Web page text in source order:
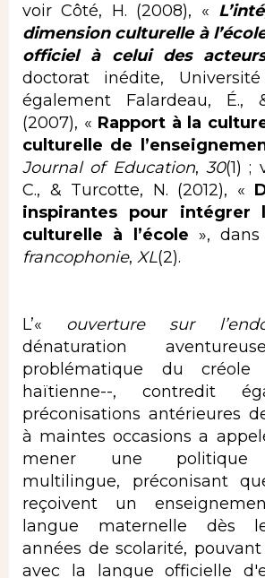
voir Côté, H. (2008), «
dimension culturelle à
officiel à celui des
doctorat inédite,
également Falardeau, É.,
(2007), « Rapport à la
culturelle de
Journal of Education,30(1) ;
C., & Turcotte, N. (2012), «
inspirantes pour intégrer
culturelle à l’école », dans
francophonie, XL(2).
L’« ouverture sur
dénaturation
problématique du créole
haïtienne--, contredit
préconisations antérieures
à maintes occasions a
mener une politique
multilingue, préconisant
reçoivent un
langue maternelle dès
années de scolarité,
avec la langue officielle